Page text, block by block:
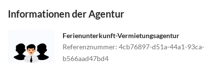
Informationen der Agentur
Ferienunterkunft-Vermietungsagentur
Referenznummer: 4cb76897-d51a-44a1-93ca-
b566aad47bd4